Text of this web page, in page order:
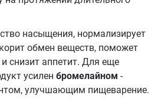
насыщения, нормализирует
обмен веществ, поможет
снизит аппетит. Для еще
усилен бромелайном -
улучшающим пищеварение.